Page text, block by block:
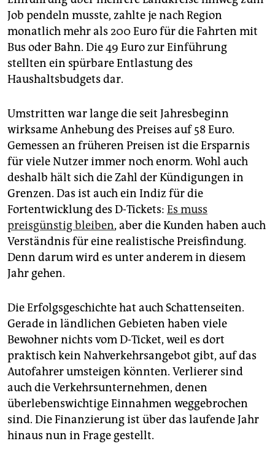
Job pendeln musste, zahlte je nach Region
monatlich mehr als 200 Euro für die Fahrten mit
Bus oder Bahn. Die 49 Euro zur Einführung
stellten ein spürbare Entlastung des
Haushaltsbudgets dar.
Umstritten war lange die seit Jahresbeginn
wirksame Anhebung des Preises auf 58 Euro.
Gemessen an früheren Preisen ist die Ersparnis
für viele Nutzer immer noch enorm. Wohl auch
deshalb hält sich die Zahl der Kündigungen in
Grenzen. Das ist auch ein Indiz für die
Fortentwicklung des D-Tickets: Es muss
preisgünstig bleiben, aber die Kunden haben auch
Verständnis für eine realistische Preisfindung.
Denn darum wird es unter anderem in diesem
Jahr gehen.
Die Erfolgsgeschichte hat auch Schattenseiten.
Gerade in ländlichen Gebieten haben viele
Bewohner nichts vom D-Ticket, weil es dort
praktisch kein Nahverkehrsangebot gibt, auf das
Autofahrer umsteigen könnten. Verlierer sind
auch die Verkehrsunternehmen, denen
überlebenswichtige Einnahmen weggebrochen
sind. Die Finanzierung ist über das laufende Jahr
hinaus nun in Frage gestellt.